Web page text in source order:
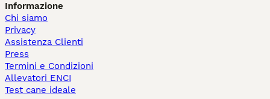
Informazione
Chi siamo
Privacy
Assistenza Clienti
Press
Termini e Condizioni
Allevatori ENCI
Test cane ideale